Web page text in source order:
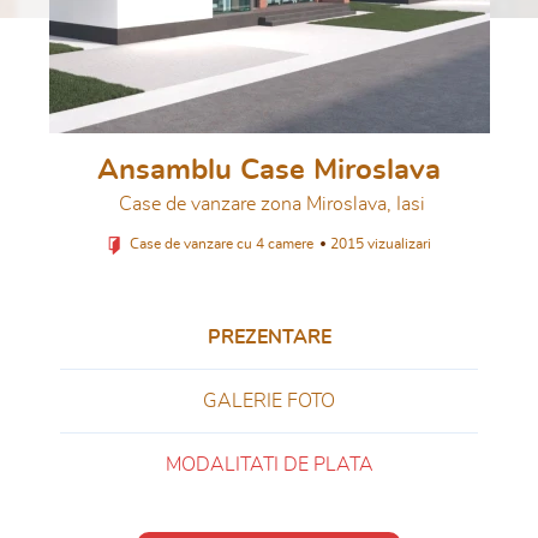
Ansamblu Case Miroslava
Case de vanzare zona Miroslava, Iasi
Case de vanzare cu 4 camere 2015 vizualizari
PREZENTARE
GALERIE FOTO
MODALITATI DE PLATA